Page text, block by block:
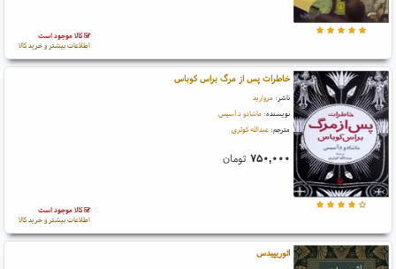
کالا موجود است
اطلاعات بیشتر و خرید کالا
خاطرات پس از مرگ براس کوباس
ناشر: مروارید
نویسنده: ماشادو د آسیس
مترجم: عبدالله کوثری
۷۵۰,۰۰۰ تومان
کالا موجود است
اطلاعات بیشتر و خرید کالا
ائوریپیدس